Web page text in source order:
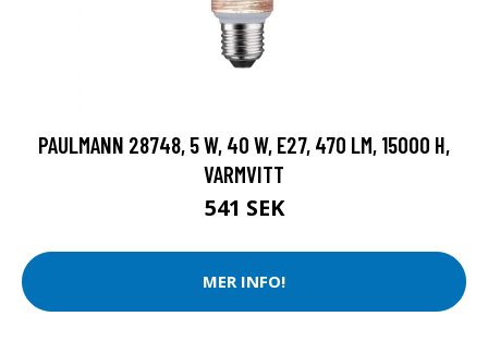
PAULMANN 28748, 5 W, 40 W, E27, 470 LM, 15000 H,
VARMVITT
541 SEK
MER INFO!